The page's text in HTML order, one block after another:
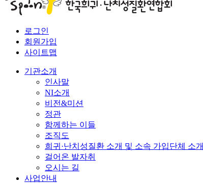
로그인
회원가입
사이트맵
기관소개
인사말
NI소개
비전&미션
정관
함께하는 이들
조직도
희귀·난치성질환 소개 및 소속 가입단체 소개
걸어온 발자취
오시는 길
사업안내